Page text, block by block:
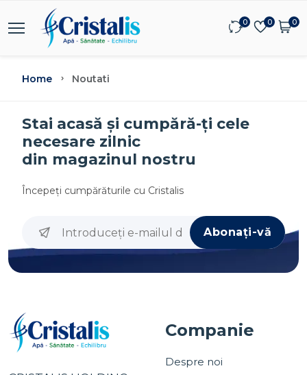
0 0 0
Home Noutati
Stai acasă și cumpără-ți cele
necesare zilnic
din magazinul nostru
Începeţi cumpărăturile cu Cristalis
Abonați-vă
Companie
Despre noi